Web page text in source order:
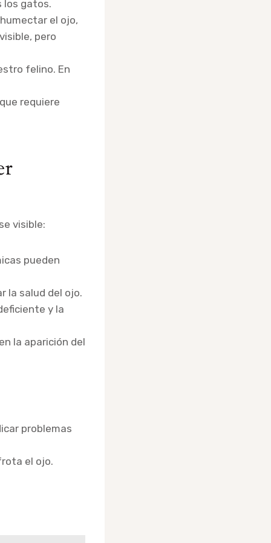
los gatos.
el ojo,
pero
felino. En
requiere
visible:
pueden
la salud del ojo.
y la
la aparición del
problemas
el ojo.